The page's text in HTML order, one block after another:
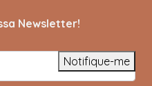
Newsletter!
Notifique-me